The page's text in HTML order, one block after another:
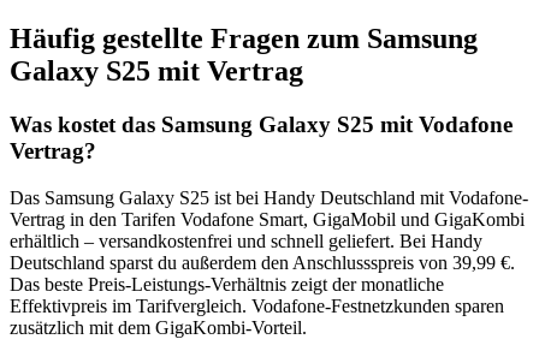
Häufig gestellte Fragen zum Samsung
Galaxy S25 mit Vertrag
Was kostet das Samsung Galaxy S25 mit Vodafone
Vertrag?
Das Samsung Galaxy S25 ist bei Handy Deutschland mit Vodafone-
Vertrag in den Tarifen Vodafone Smart, GigaMobil und GigaKombi
erhältlich – versandkostenfrei und schnell geliefert. Bei Handy
Deutschland sparst du außerdem den Anschlussspreis von 39,99 €.
Das beste Preis-Leistungs-Verhältnis zeigt der monatliche
Effektivpreis im Tarifvergleich. Vodafone-Festnetzkunden sparen
zusätzlich mit dem GigaKombi-Vorteil.